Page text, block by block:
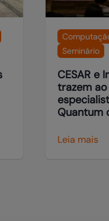
Seminário
CESAR e
trazem
Quantum do
Quânticas
Leia mais